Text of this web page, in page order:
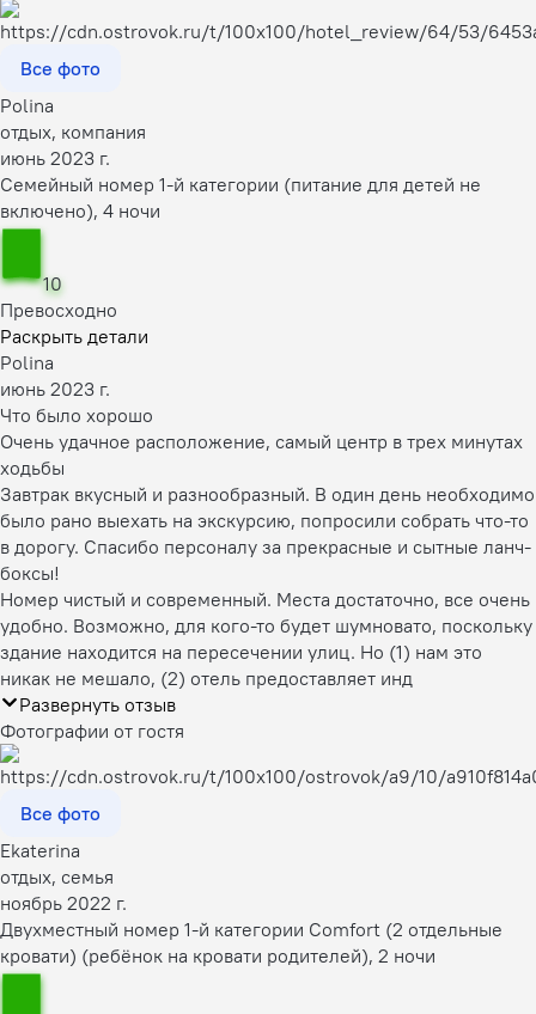
Все фото
Polina
отдых, компания
июнь 2023 г.
Семейный номер 1-й категории (питание для детей не
включено), 4 ночи
10
Превосходно
Раскрыть детали
Polina
июнь 2023 г.
Что было хорошо
Очень удачное расположение, самый центр в трех минутах
ходьбы
Завтрак вкусный и разнообразный. В один день необходимо
было рано выехать на экскурсию, попросили собрать что-то
в дорогу. Спасибо персоналу за прекрасные и сытные ланч-
боксы!
Номер чистый и современный. Места достаточно, все очень
удобно. Возможно, для кого-то будет шумновато, поскольку
здание находится на пересечении улиц. Но (1) нам это
никак не мешало, (2) отель предоставляет инд
Развернуть отзыв
Фотографии от гостя
Все фото
Ekaterina
отдых, семья
ноябрь 2022 г.
Двухместный номер 1-й категории Comfort (2 отдельные
кровати) (ребёнок на кровати родителей), 2 ночи